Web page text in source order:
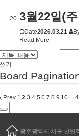
3월22일(
Date2026.03.21
Read More
쓰기
Board
Prev 1 2 3 4 5 6 7 8 9 10 ...
광주광역시 서구 천변